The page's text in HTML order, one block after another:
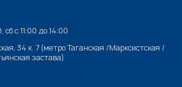
с 11:00 до 14:00
34 к. 7 (метро Таганская /Марксистская /
застава)